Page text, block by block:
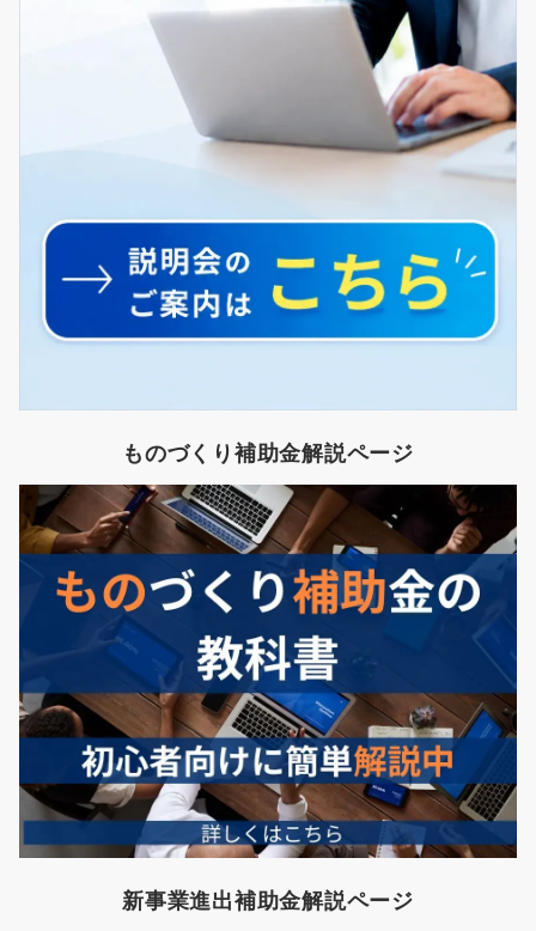
ものづくり補助金解説ページ
新事業進出補助金解説ページ